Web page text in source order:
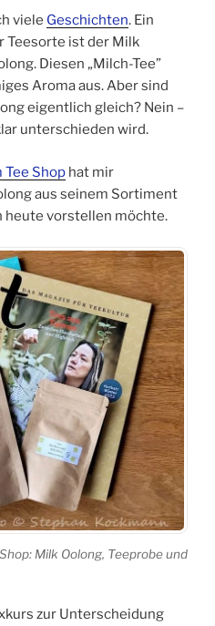
viele Geschichten. Ein
Teesorte ist der Milk
Diesen „Milch-Tee”
Aroma aus. Aber sind
eigentlich gleich? Nein –
unterschieden wird.
Tee Shop hat mir
aus seinem Sortiment
heute vorstellen möchte.
Milk Oolong, Teeprobe und
zur Unterscheidung